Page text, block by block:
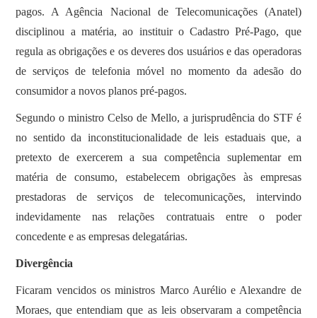
pagos. A Agência Nacional de Telecomunicações (Anatel)
disciplinou a matéria, ao instituir o Cadastro Pré-Pago, que
regula as obrigações e os deveres dos usuários e das operadoras
de serviços de telefonia móvel no momento da adesão do
consumidor a novos planos pré-pagos.
Segundo o ministro Celso de Mello, a jurisprudência do STF é
no sentido da inconstitucionalidade de leis estaduais que, a
pretexto de exercerem a sua competência suplementar em
matéria de consumo, estabelecem obrigações às empresas
prestadoras de serviços de telecomunicações, intervindo
indevidamente nas relações contratuais entre o poder
concedente e as empresas delegatárias.
Divergência
Ficaram vencidos os ministros Marco Aurélio e Alexandre de
Moraes, que entendiam que as leis observaram a competência